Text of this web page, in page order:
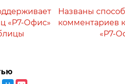
«Р7-Офис»
Названы
комментариев
«Р7-